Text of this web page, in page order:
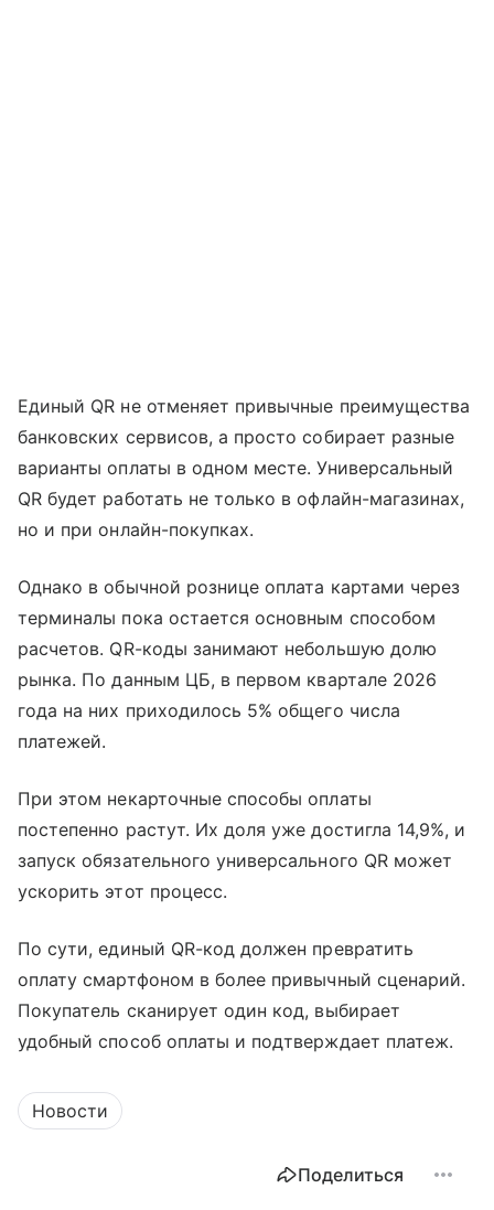
Единый QR не отменяет привычные преимущества
банковских сервисов, а просто собирает разные
варианты оплаты в одном месте. Универсальный
QR будет работать не только в офлайн-магазинах,
но и при онлайн-покупках.
Однако в обычной рознице оплата картами через
терминалы пока остается основным способом
расчетов. QR-коды занимают небольшую долю
рынка. По данным ЦБ, в первом квартале 2026
года на них приходилось 5% общего числа
платежей.
При этом некарточные способы оплаты
постепенно растут. Их доля уже достигла 14,9%, и
запуск обязательного универсального QR может
ускорить этот процесс.
По сути, единый QR-код должен превратить
оплату смартфоном в более привычный сценарий.
Покупатель сканирует один код, выбирает
удобный способ оплаты и подтверждает платеж.
Новости
Поделиться